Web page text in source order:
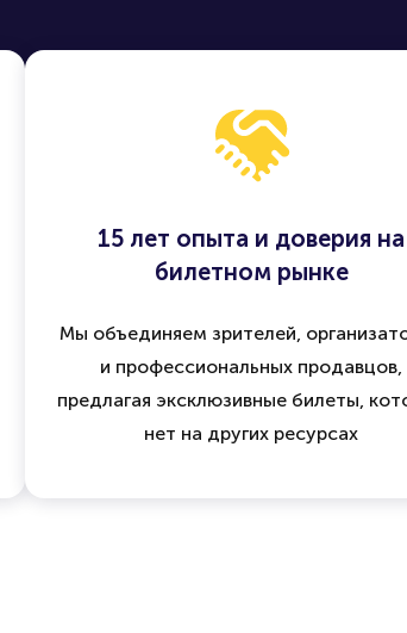
билетном рынке
Мы объединяем зрителей,
и профессиональных продавцов,